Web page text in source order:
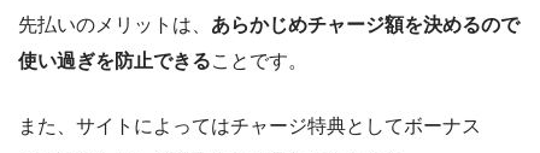
先払いのメリットは、 あらかじめチャージ額を決めるので
使い過ぎを防止できることです。
また、サイトによってはチャージ特典としてボーナス